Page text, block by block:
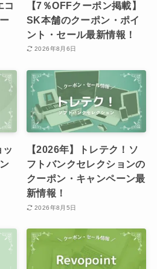
コ
【7％OFFクーポン掲載】
SK本舗のクーポン・ポイ
ント・セール最新情報！
2026年8月6日
ッ
【2026年】トレテク！ソ
フトバンクセレクションの
クーポン・キャンペーン最
新情報！
2026年8月5日